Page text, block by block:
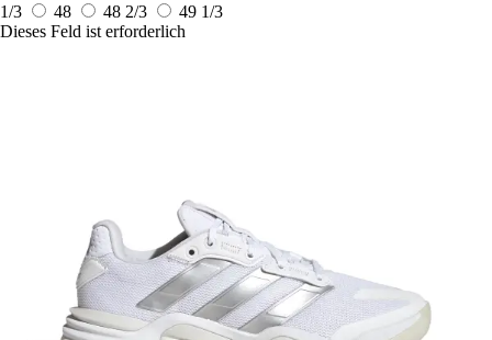
1/3
48 48 2/3
49 1/3
Dieses Feld ist erforderlich